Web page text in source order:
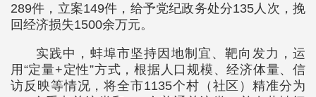
289件，立案149件，给予党纪政务处分135人次，挽
回经济损失1500余万元。
实践中，蚌埠市坚持因地制宜、靶向发力，运
用“定量+定性”方式，根据人口规模、经济体量、信
访反映等情况，将全市1135个村（社区）精准分为